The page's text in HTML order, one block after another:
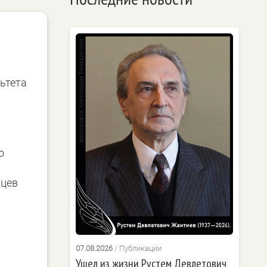
07.08.2026/ Публикации
Ушел из жизни Рустем Девлетович